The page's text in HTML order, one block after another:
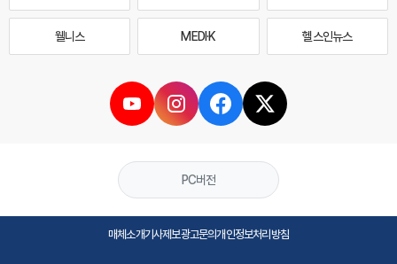
웰니스 MEDI·K 헬스인뉴스
PC버전
매체소개기사제보광고문의개인정보처리방침